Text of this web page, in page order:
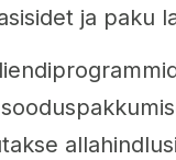
ja paku